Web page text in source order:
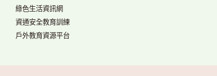
綠色生活資訊網
資通安全教育訓練
戶外教育資源平台